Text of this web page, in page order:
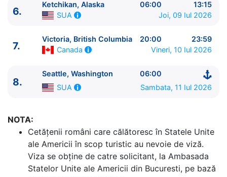
3.
Sitka, Alaska SUA 10:00 - 18:00
4.
Juneau, Alaska
SUA
0:00 - 0:00
Icy Strait Point, Alaska
06:00 - 15:00
7.
Victoria, British Columbia Canada 20:00 - 23:59
Seattle, Washington 06:00 - ⚓
6.
Ketchikan, Alaska 06:00
13:15
SUA
Joi, 09 Iul 2026
7.
Victoria, British Columbia 20:00
23:59
Canada
Vineri, 10 Iul 2026
8.
Seattle, Washington
06:00
SUA
Sambata, 11 Iul 2026
NOTA:
Cetăţenii români care călătoresc în Statele Unite
ale Americii în scop turistic au nevoie de viză.
Viza se obține de catre solicitant, la Ambasada
Statelor Unite ale Americii din Bucuresti, pe bază